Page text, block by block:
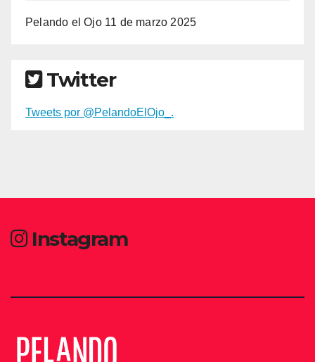
Pelando el Ojo 11 de marzo 2025
Twitter
Tweets por @PelandoElOjo_.
Instagram